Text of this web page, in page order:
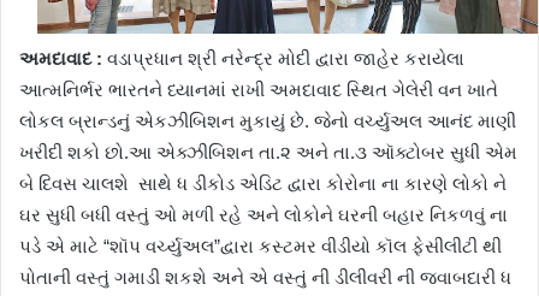
અમદાવાદ : વડાપ્રધાન શ્રી નરેન્દ્ર મોદી દ્વારા જાહેર કરાયેલા
આત્મનિર્ભર ભારતને ધ્યાનમાં રાખી અમદાવાદ સ્થિત ગેલેરી વન ખાતે
લોકલ બ્રાન્ડનું એકઝીબિશન મુકાયું છે. જેનો વર્ચ્યુઅલ આનંદ માણી
ખરીદી શકો છો.આ એક્ઝીબિશન તા.૨ અને તા.૩ ઑક્ટોબર સુધી એમ
બે દિવસ ચાલશે સાથે ધ ડીકોડ એડિટ દ્વારા કોરોના ના કારણે લોકો ને
ઘર સુધી બધી વસ્તું ઓ મળી રહે અને લોકોને ઘરની બહાર નિકળવું ના
પડે એ માટે “શૉપ વર્ચ્યુઅલ”દ્વારા કસ્ટમર વીડીયો કૉલ ફેસીલીટી થી
પોતાની વસ્તું ગમાડી શકશે અને એ વસ્તું ની ડીલીવરી ની જવાબદારી ધ